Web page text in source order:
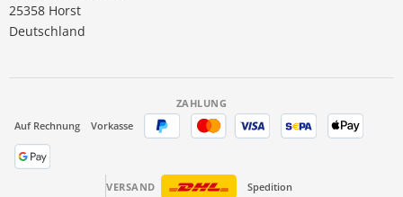
25358 Horst
Deutschland
ZAHLUNG
Auf Rechnung
Vorkasse
VERSAND Spedition